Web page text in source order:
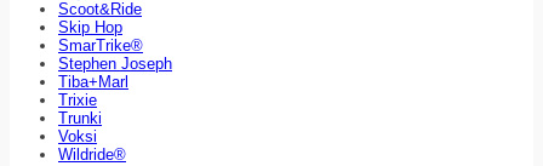
Scoot&Ride
Skip Hop
SmarTrike®
Stephen Joseph
Tiba+Marl
Trixie
Trunki
Voksi
Wildride®